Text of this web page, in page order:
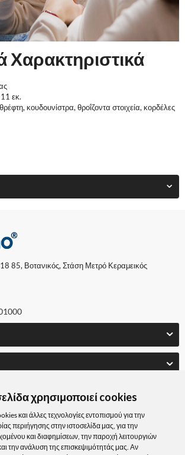
χρησιμοποιεί cookies
και άλλες τεχνολογίες εντοπισμού για την
περιήγησης στην ιστοσελίδα μας, για την
και διαφημίσεων, την παροχή λειτουργιών
την ανάλυση της επισκεψιμότητάς μας. Αν
Χαρακτηριστικά
εκ.
κουδουνίστρα, θροΐζοντα στοιχεία, κορδέλες
85, Βοτανικός, Στάση Μετρό Κεραμεικός